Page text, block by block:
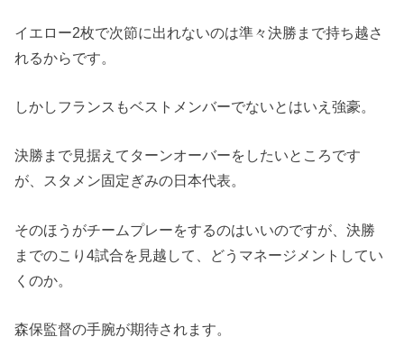
イエロー2枚で次節に出れないのは準々決勝まで持ち越さ
れるからです。
しかしフランスもベストメンバーでないとはいえ強豪。
決勝まで見据えてターンオーバーをしたいところです
が、スタメン固定ぎみの日本代表。
そのほうがチームプレーをするのはいいのですが、決勝
までのこり4試合を見越して、どうマネージメントしてい
くのか。
森保監督の手腕が期待されます。